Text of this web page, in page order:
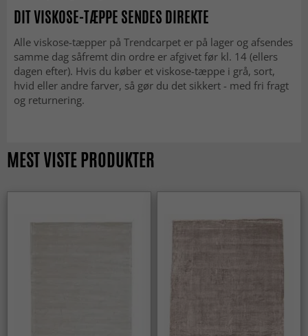
DIT VISKOSE-TÆPPE SENDES DIREKTE
Alle viskose-tæpper på Trendcarpet er på lager og afsendes
samme dag såfremt din ordre er afgivet før kl. 14 (ellers
dagen efter). Hvis du køber et viskose-tæppe i grå, sort,
hvid eller andre farver, så gør du det sikkert - med fri fragt
og returnering.
MEST VISTE PRODUKTER